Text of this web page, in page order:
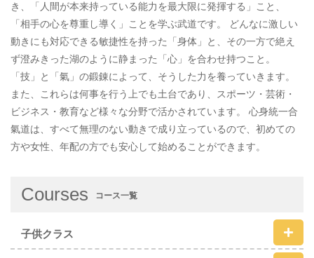
き、「人間が本来持っている能力を最大限に発揮する」こと、
「相手の心を尊重し導く」ことを学ぶ武道です。 どんなに激しい
動きにも対応できる敏捷性を持った「身体」と、その一方で絶え
ず澄みきった湖のように静まった「心」を合わせ持つこと。
「技」と「氣」の鍛錬によって、そうした力を養っていきます。
また、これらは何事を行う上でも土台であり、スポーツ・芸術・
ビジネス・教育など様々な分野で活かされています。 心身統一合
氣道は、すべて無理のない動きで成り立っているので、初めての
方や女性、年配の方でも安心して始めることができます。
Courses コース一覧
子供クラス